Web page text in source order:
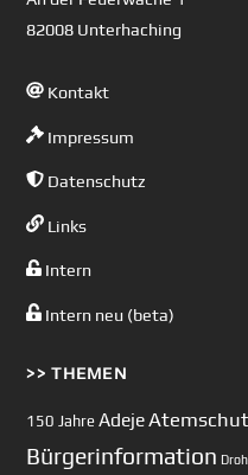
82008 Unterhaching
Kontakt
Impressum
Datenschutz
Links
Intern
Intern neu (beta)
>> THEMEN
150 Jahre Adeje
Bürgerinformation